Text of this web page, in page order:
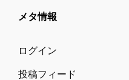
メタ情報
ログイン
投稿フィード